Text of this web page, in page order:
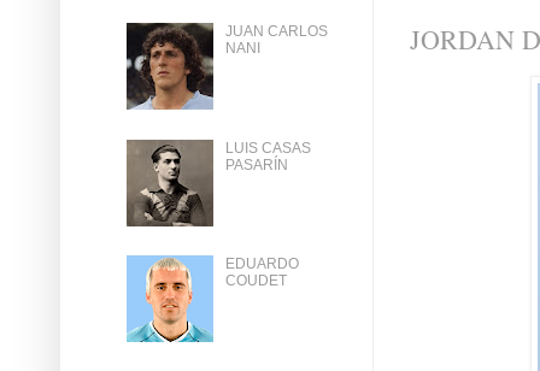
JORDAN
JUAN CARLOS
NANI
LUIS CASAS
PASARÍN
EDUARDO
COUDET